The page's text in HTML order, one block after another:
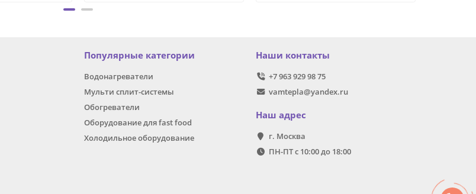
Популярные категории
Водонагреватели
Мульти сплит-системы
Обогреватели
Оборудование для fast food
Холодильное оборудование
Наши контакты
+7 963 929 98 75
vamtepla@yandex.ru
Наш адрес
г. Москва
ПН-ПТ с 10:00 до 18:00